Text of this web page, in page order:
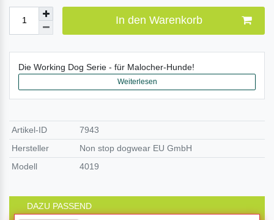
In den Warenkorb
Die Working Dog Serie - für Malocher-Hunde!
Weiterlesen
Artikel-ID
7943
Hersteller
Non stop dogwear EU GmbH
Modell
4019
DAZU PASSEND